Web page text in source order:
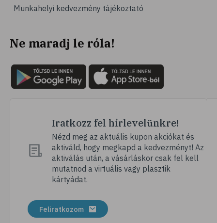
# vérnyomás
# mozgás
# pszichológia
# hátfájás
# vérnyomáscsökkentés
# megfázás
# influenza
# fertőző betegségek
# köhögés
Munkahelyi kedvezmény tájékoztató
Ne maradj le róla!
Iratkozz fel hírlevelünkre!
Nézd meg az aktuális kupon akciókat és
aktiváld, hogy megkapd a kedvezményt! Az
aktiválás után, a vásárláskor csak fel kell
mutatnod a virtuális vagy plasztik
kártyádat.
Feliratkozom